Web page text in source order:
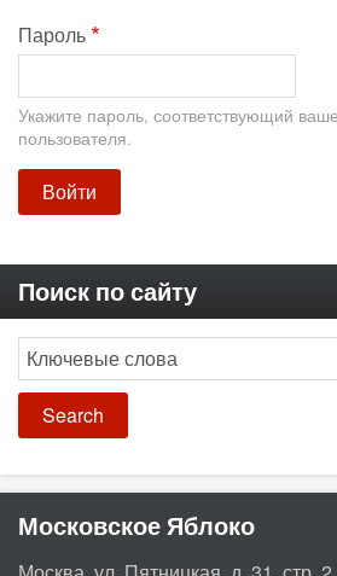
Пароль
Укажите пароль, соответствующий
пользователя.
Поиск по сайту
Search
Московское Яблоко